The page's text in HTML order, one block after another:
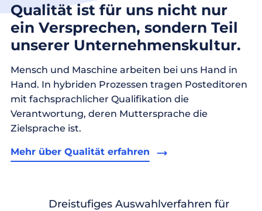
Qualität ist für uns nicht nur
ein Versprechen, sondern Teil
unserer Unternehmenskultur.
Mensch und Maschine arbeiten bei uns Hand in
Hand. In hybriden Prozessen tragen Posteditoren
mit fachsprachlicher Qualifikation die
Verantwortung, deren Muttersprache die
Zielsprache ist.
Mehr über Qualität erfahren
Dreistufiges Auswahlverfahren für